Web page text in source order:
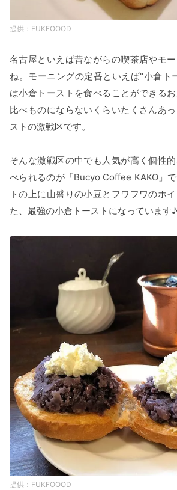
FUKFOOOD
名古屋といえば昔ながらの喫茶店やモ
ね。モーニングの定番といえば"小倉ト
は小倉トーストを食べることができる
比べものにならないくらいたくさんあ
ストの激戦区です。
そんな激戦区の中でも人気が高く個性
べられるのが「Bucyo Coffee KAKO」
トの上に山盛りの小豆とフワフワのホ
た、最強の小倉トーストになっています♪
FUKFOOOD